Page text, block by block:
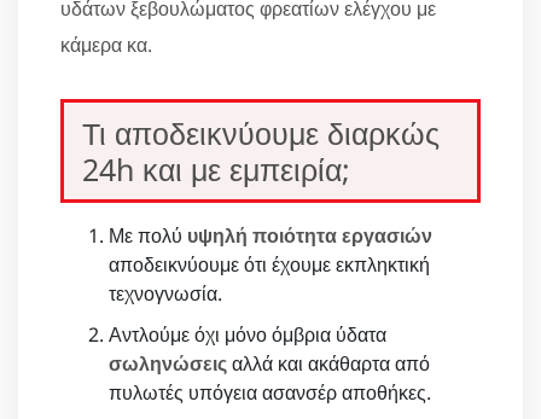
υδάτων ξεβουλώματος φρεατίων ελέγχου με
κάμερα κα.
Τι αποδεικνύουμε διαρκώς
24h και με εμπειρία;
Με πολύ υψηλή ποιότητα εργασιών
αποδεικνύουμε ότι έχουμε εκπληκτική
τεχνογνωσία.
Αντλούμε όχι μόνο όμβρια ύδατα
σωληνώσειςαλλά και ακάθαρτα από
πυλωτές υπόγεια ασανσέρ αποθήκες.